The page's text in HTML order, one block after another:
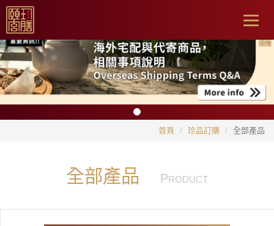
首頁 珍品訂購 全部產品
全部產品 PRODUCT